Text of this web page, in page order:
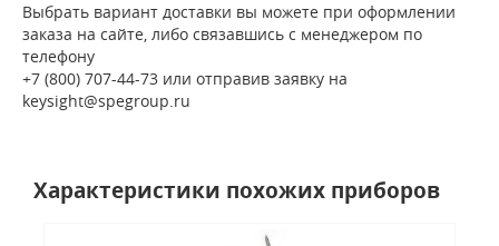
Выбрать вариант доставки вы можете при оформлении
заказа на сайте, либо связавшись с менеджером по
телефону
+7 (800) 707-44-73 или отправив заявку на
keysight@spegroup.ru
Характеристики похожих приборов